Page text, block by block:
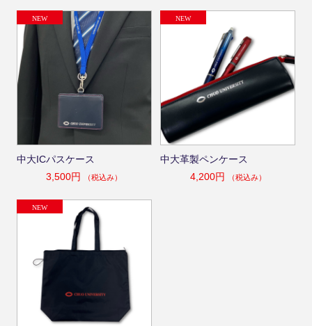
中大ICパスケース
3,500円
（税込み）
中大革製ペンケース
4,200円
（税込み）